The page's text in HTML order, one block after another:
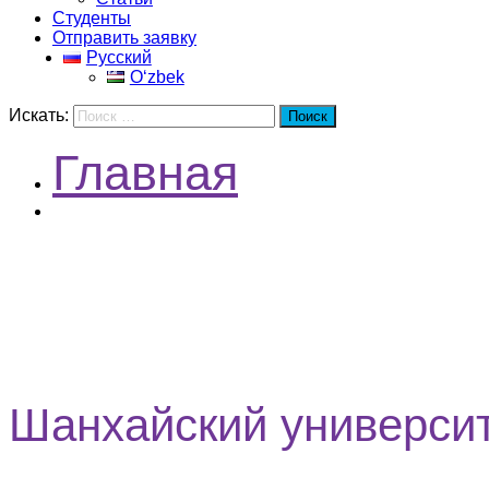
Студенты
Отправить заявку
Русский
Oʻzbek
Искать: Поиск
Главная
Шанхайский